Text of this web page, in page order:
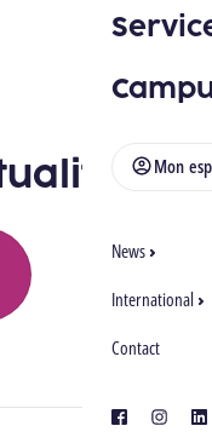
Mon
News
International
Contact
facebook
Fermer la recherche